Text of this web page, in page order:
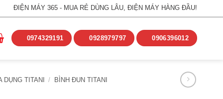
ĐIỆN MÁY 365 - MUA RẺ DÙNG LÂU, ĐIỆN MÁY HÀNG ĐẦU!
0974329191 0928979797 0906396012
DỤNG TITANI / BÌNH ĐUN TITANI